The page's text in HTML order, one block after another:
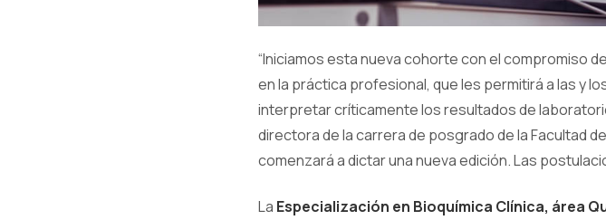
“Iniciamos esta nueva cohorte con el compromiso
en la práctica profesional, que les permitirá a las y
interpretar críticamente los resultados de
directora de la carrera de posgrado de la Facultad
comenzará a dictar una nueva edición. Las
La Especialización en Bioquímica Clínica, área